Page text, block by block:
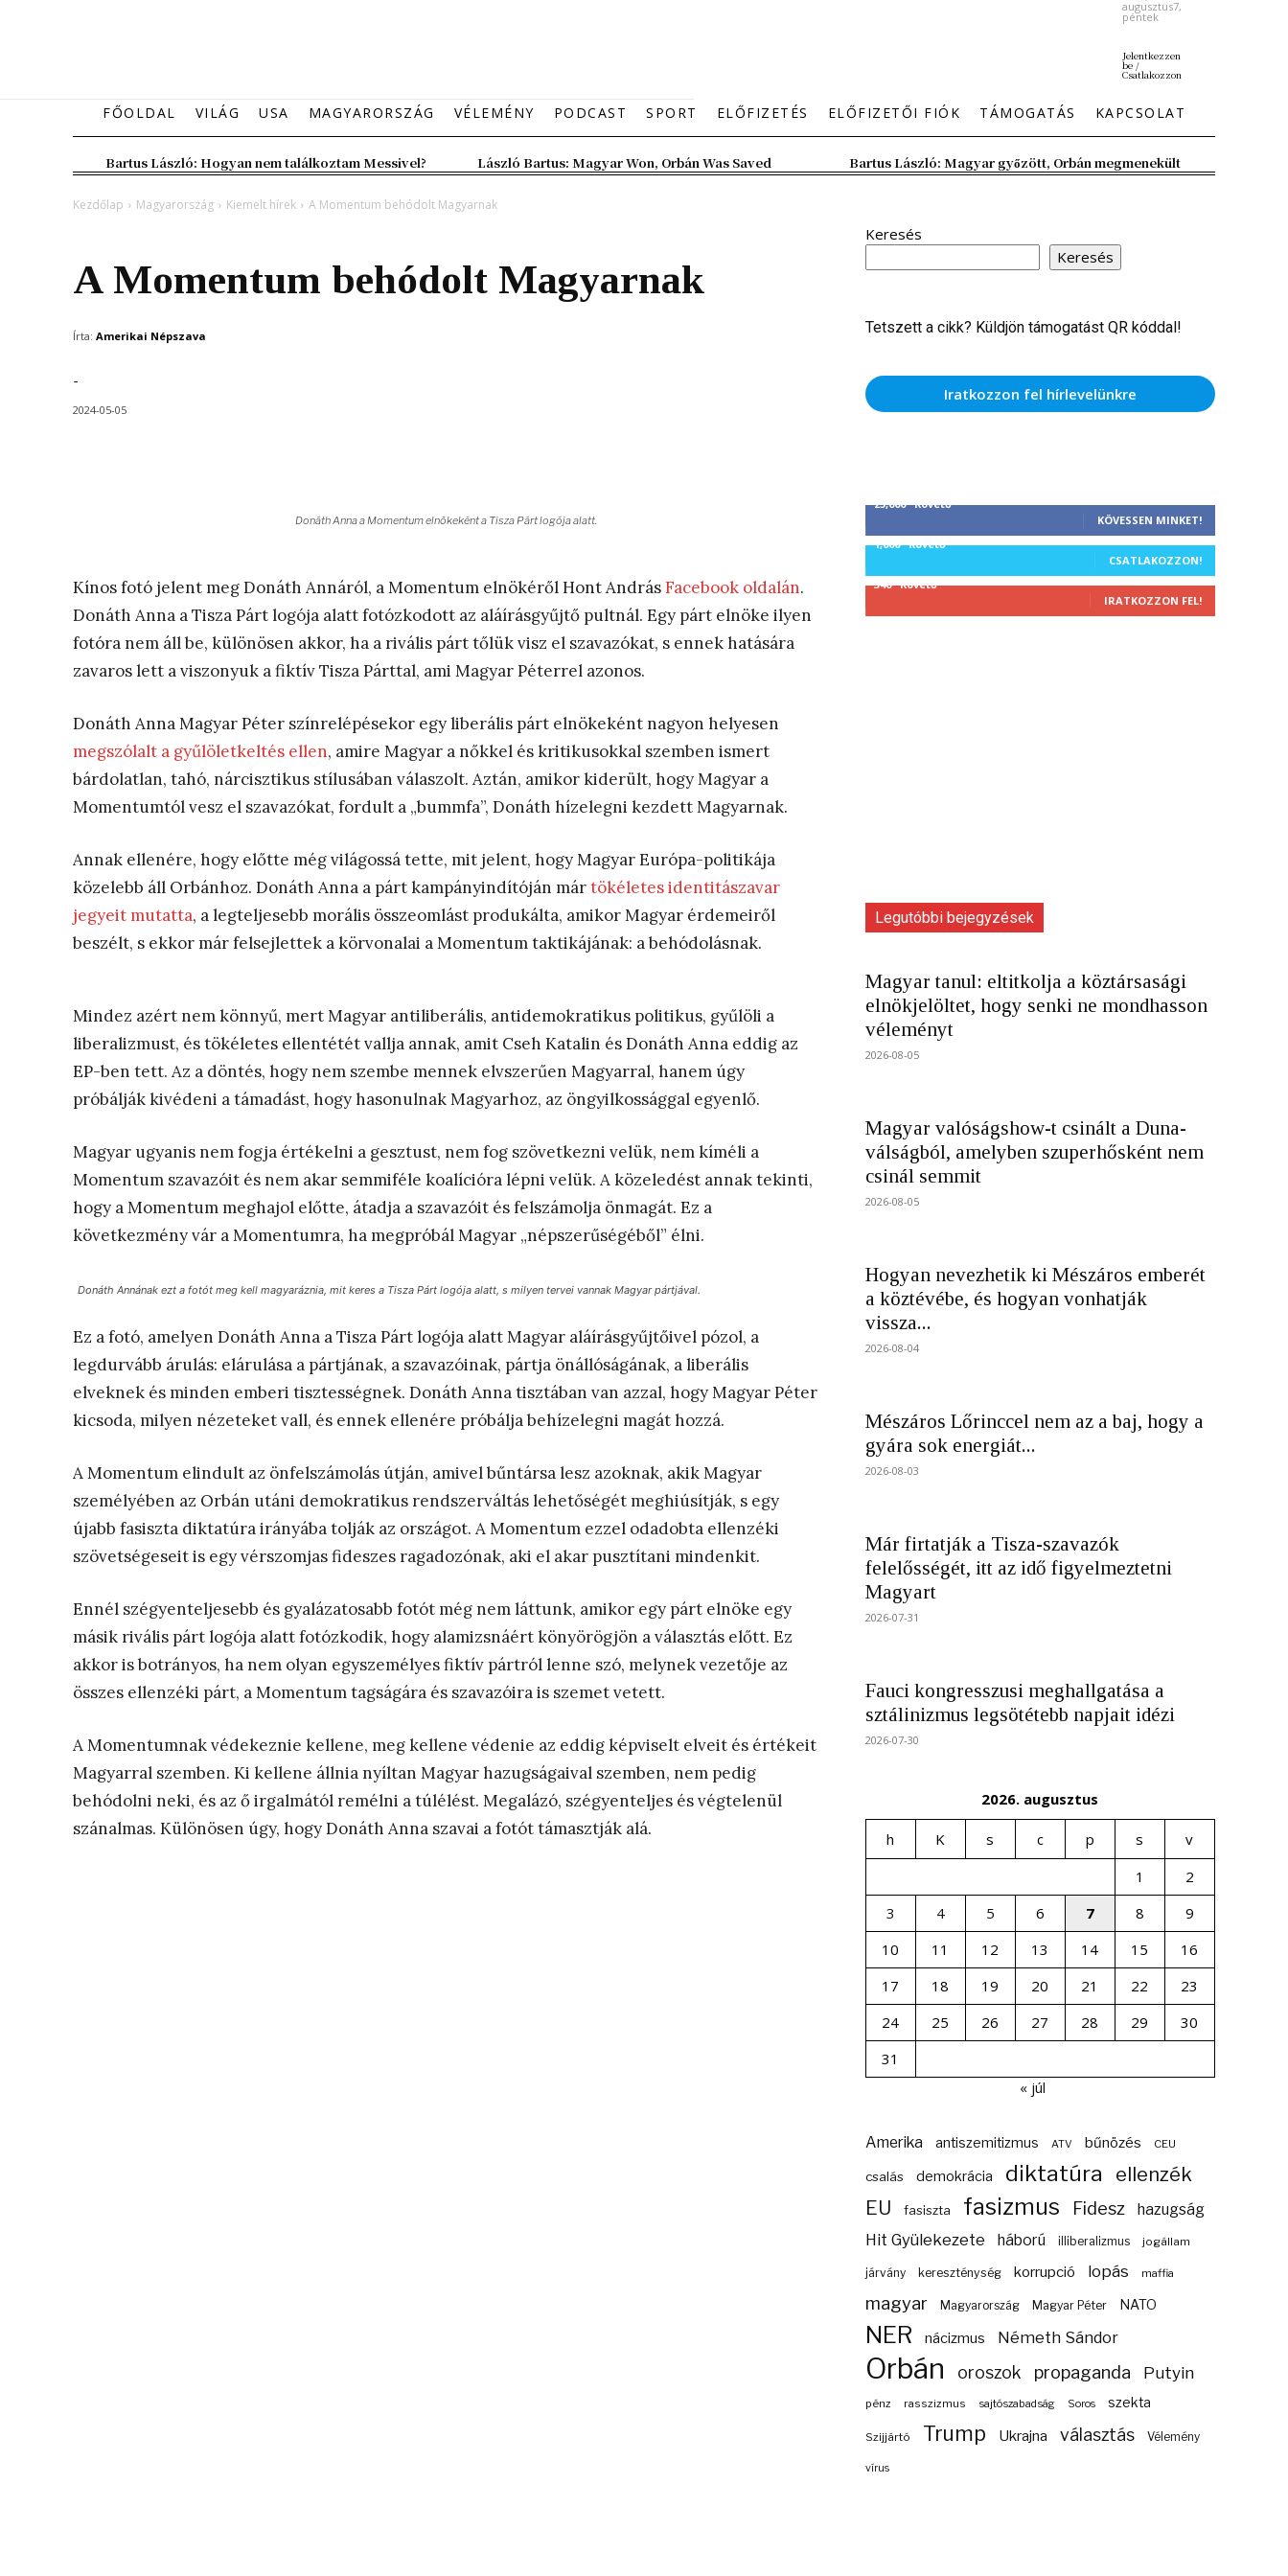
augusztus7,
péntek
Jelentkezzen
be /
Csatlakozzon
FŐOLDAL VILÁG USA MAGYARORSZÁG VÉLEMÉNY PODCAST SPORT ELŐFIZETÉS ELŐFIZETŐI FIÓK TÁMOGATÁS KAPCSOLAT
Bartus László: Hogyan nem találkoztam Messivel? László Bartus: Magyar Won, Orbán Was Saved Bartus László: Magyar győzött, Orbán megmenekült
Kezdőlap Magyarország Kiemelt hírek A Momentum behódolt Magyarnak
A Momentum behódolt Magyarnak
Írta: Amerikai Népszava
-
2024-05-05
Donáth Anna a Momentum elnökeként a Tisza Párt logója alatt.
Kínos fotó jelent meg Donáth Annáról, a Momentum elnökéről Hont AndrásFacebook oldalán.
Donáth Anna a Tisza Párt logója alatt fotózkodott az aláírásgyűjtő pultnál. Egy párt elnöke ilyen
fotóra nem áll be, különösen akkor, ha a rivális párt tőlük visz el szavazókat, s ennek hatására
zavaros lett a viszonyuk a fiktív Tisza Párttal, ami Magyar Péterrel azonos.
Donáth Anna Magyar Péter színrelépésekor egy liberális párt elnökeként nagyon helyesen
megszólalt a gyűlöletkeltés ellen, amire Magyar a nőkkel és kritikusokkal szemben ismert
bárdolatlan, tahó, nárcisztikus stílusában válaszolt. Aztán, amikor kiderült, hogy Magyar a
Momentumtól vesz el szavazókat, fordult a „bummfa”, Donáth hízelegni kezdett Magyarnak.
Annak ellenére, hogy előtte még világossá tette, mit jelent, hogy Magyar Európa-politikája
közelebb áll Orbánhoz. Donáth Anna a párt kampányindítóján mártökéletes identitászavar
jegyeit mutatta, a legteljesebb morális összeomlást produkálta, amikor Magyar érdemeiről
beszélt, s ekkor már felsejlettek a körvonalai a Momentum taktikájának: a behódolásnak.
Mindez azért nem könnyű, mert Magyar antiliberális, antidemokratikus politikus, gyűlöli a
liberalizmust, és tökéletes ellentétét vallja annak, amit Cseh Katalin és Donáth Anna eddig az
EP-ben tett. Az a döntés, hogy nem szembe mennek elvszerűen Magyarral, hanem úgy
próbálják kivédeni a támadást, hogy hasonulnak Magyarhoz, az öngyilkossággal egyenlő.
Magyar ugyanis nem fogja értékelni a gesztust, nem fog szövetkezni velük, nem kíméli a
Momentum szavazóit és nem akar semmiféle koalícióra lépni velük. A közeledést annak tekinti,
hogy a Momentum meghajol előtte, átadja a szavazóit és felszámolja önmagát. Ez a
következmény vár a Momentumra, ha megpróbál Magyar „népszerűségéből” élni.
Donáth Annának ezt a fotót meg kell magyaráznia, mit keres a Tisza Párt logója alatt, s milyen tervei vannak Magyar pártjával.
Ez a fotó, amelyen Donáth Anna a Tisza Párt logója alatt Magyar aláírásgyűjtőivel pózol, a
legdurvább árulás: elárulása a pártjának, a szavazóinak, pártja önállóságának, a liberális
elveknek és minden emberi tisztességnek. Donáth Anna tisztában van azzal, hogy Magyar Péter
kicsoda, milyen nézeteket vall, és ennek ellenére próbálja behízelegni magát hozzá.
A Momentum elindult az önfelszámolás útján, amivel bűntársa lesz azoknak, akik Magyar
személyében az Orbán utáni demokratikus rendszerváltás lehetőségét meghiúsítják, s egy
újabb fasiszta diktatúra irányába tolják az országot. A Momentum ezzel odadobta ellenzéki
szövetségeseit is egy vérszomjas fideszes ragadozónak, aki el akar pusztítani mindenkit.
Ennél szégyenteljesebb és gyalázatosabb fotót még nem láttunk, amikor egy párt elnöke egy
másik rivális párt logója alatt fotózkodik, hogy alamizsnáért könyörögjön a választás előtt. Ez
akkor is botrányos, ha nem olyan egyszemélyes fiktív pártról lenne szó, melynek vezetője az
összes ellenzéki párt, a Momentum tagságára és szavazóira is szemet vetett.
A Momentumnak védekeznie kellene, meg kellene védenie az eddig képviselt elveit és értékeit
Magyarral szemben. Ki kellene állnia nyíltan Magyar hazugságaival szemben, nem pedig
behódolni neki, és az ő irgalmától remélni a túlélést. Megalázó, szégyenteljes és végtelenül
szánalmas. Különösen úgy, hogy Donáth Anna szavai a fotót támasztják alá.
Keresés
Keresés
Tetszett a cikk? Küldjön támogatást QR kóddal!
Iratkozzon fel hírlevelünkre
25,000 Követő
KÖVESSEN MINKET!
1,000 Követő
CSATLAKOZZON!
340 Követő
IRATKOZZON FEL!
Legutóbbi bejegyzések
Magyar tanul: eltitkolja a köztársasági
elnökjelöltet, hogy senki ne mondhasson
véleményt
2026-08-05
Magyar valóságshow-t csinált a Duna-
válságból, amelyben szuperhősként nem
csinál semmit
2026-08-05
Hogyan nevezhetik ki Mészáros emberét
a köztévébe, és hogyan vonhatják
vissza...
2026-08-04
Mészáros Lőrinccel nem az a baj, hogy a
gyára sok energiát...
2026-08-03
Már firtatják a Tisza-szavazók
felelősségét, itt az idő figyelmeztetni
Magyart
2026-07-31
Fauci kongresszusi meghallgatása a
sztálinizmus legsötétebb napjait idézi
2026-07-30
2026. augusztus
h K s c p s
v
1
2
3
4 5 6 7 8
9
10
11 12 13 14 15
16
17
18 19 20 21 22
23
24
25 26 27 28 29
30
31
« júl
Amerika antiszemitizmus ATV bűnözés CEU
csalás demokrácia diktatúra ellenzék
EU fasiszta fasizmus Fidesz hazugság
Hit Gyülekezete háború illiberalizmus jogállam
járvány kereszténység korrupció lopás maffia
magyar Magyarország Magyar Péter NATO
NER nácizmus Németh Sándor
Orbán oroszok propaganda Putyin
pénz rasszizmus sajtószabadság Soros szekta
Szijjártó Trump Ukrajna választás Vélemény
vírus